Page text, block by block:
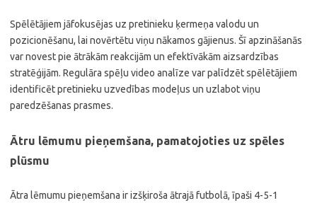
Spēlētājiem jāfokusējas uz pretinieku ķermeņa valodu un
pozicionēšanu, lai novērtētu viņu nākamos gājienus. Šī apzināšanās
var novest pie ātrākām reakcijām un efektīvākām aizsardzības
stratēģijām. Regulāra spēļu video analīze var palīdzēt spēlētājiem
identificēt pretinieku uzvedības modeļus un uzlabot viņu
paredzēšanas prasmes.
Ātru lēmumu pieņemšana, pamatojoties uz spēles
plūsmu
Ātra lēmumu pieņemšana ir izšķiroša ātrajā futbolā, īpaši 4-5-1